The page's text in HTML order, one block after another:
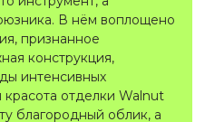
В нём воплощено
признанное
конструкция,
интенсивных
красота отделки Walnut
благородный облик, а